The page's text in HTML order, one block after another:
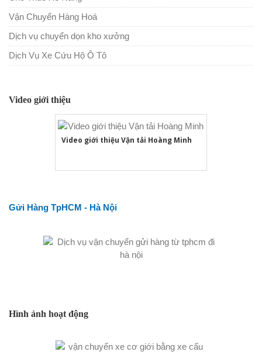
Vận Chuyển Hàng Hoá
Dịch vụ chuyển dọn kho xưởng
Dịch Vụ Xe Cứu Hộ Ô Tô
Video giới thiệu
Video giới thiệu Vận tải Hoàng Minh
Gửi Hàng TpHCM - Hà Nội
Hình ảnh hoạt động